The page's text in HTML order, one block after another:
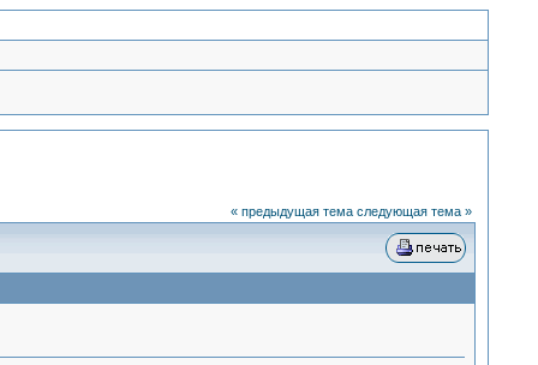
« предыдущая тема следующая тема »